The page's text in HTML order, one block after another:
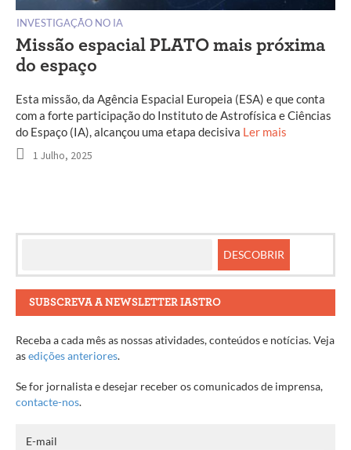
INVESTIGAÇÃO NO IA
Missão espacial PLATO mais próxima
do espaço
Esta missão, da Agência Espacial Europeia (ESA) e que conta
com a forte participação do Instituto de Astrofísica e Ciências
do Espaço (IA), alcançou uma etapa decisiva Ler mais
1 Julho, 2025
SUBSCREVA A NEWSLETTER IASTRO
Receba a cada mês as nossas atividades, conteúdos e notícias. Veja
asedições anteriores.
Se for jornalista e desejar receber os comunicados de imprensa,
contacte-nos.
E-mail